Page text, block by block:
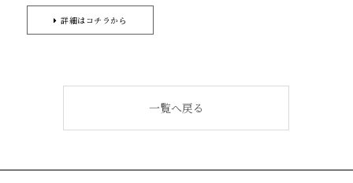
詳細はコチラから
一覧へ戻る